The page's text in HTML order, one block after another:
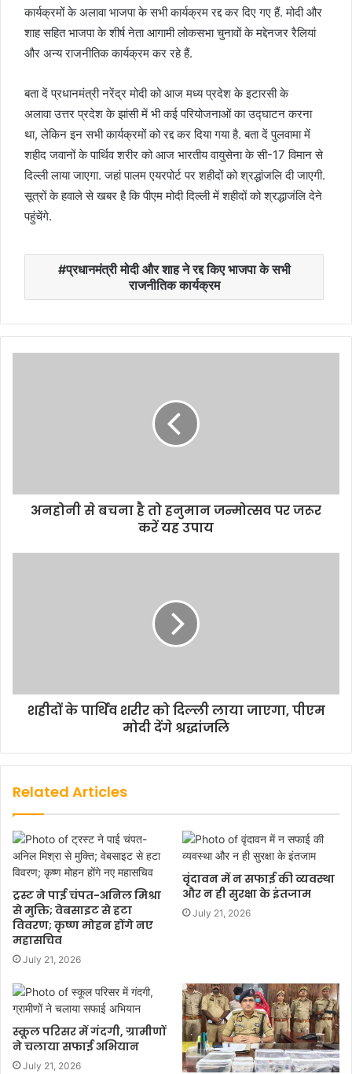
कार्यक्रमों के अलावा भाजपा के सभी कार्यक्रम रद्द कर दिए गए हैं. मोदी और
शाह सहित भाजपा के शीर्ष नेता आगामी लोकसभा चुनावों के मद्देनजर रैलियां
और अन्य राजनीतिक कार्यक्रम कर रहे हैं.
बता दें प्रधानमंत्री नरेंद्र मोदी को आज मध्य प्रदेश के इटारसी के
अलावा उत्तर प्रदेश के झांसी में भी कई परियोजनाओं का उद्घाटन करना
था, लेकिन इन सभी कार्यक्रमों को रद्द कर दिया गया है. बता दें पुलवामा में
शहीद जवानों के पार्थिव शरीर को आज भारतीय वायुसेना के सी-17 विमान से
दिल्ली लाया जाएगा. जहां पालम एयरपोर्ट पर शहीदों को श्रद्धांजलि दी जाएगी.
सूत्रों के हवाले से खबर है कि पीएम मोदी दिल्ली में शहीदों को श्रद्धाजंलि देने
पहुंचेंगे.
प्रधानमंत्री मोदी और शाह ने रद्द किए भाजपा के सभी
राजनीतिक कार्यक्रम
अनहोनी से बचना है तो हनुमान जन्मोत्सव पर जरूर
करें यह उपाय
शहीदों के पार्थिव शरीर को दिल्ली लाया जाएगा, पीएम
मोदी देंगे श्रद्धांजलि
Related Articles
ट्रस्ट ने पाई चंपत-अनिल मिश्रा
से मुक्ति; वेबसाइट से हटा
विवरण; कृष्ण मोहन होंगे नए
महासचिव
July 21, 2026
वृंदावन में न सफाई की व्यवस्था
और न ही सुरक्षा के इंतजाम
July 21, 2026
स्कूल परिसर में गंदगी, ग्रामीणों
ने चलाया सफाई अभियान
July 21, 2026